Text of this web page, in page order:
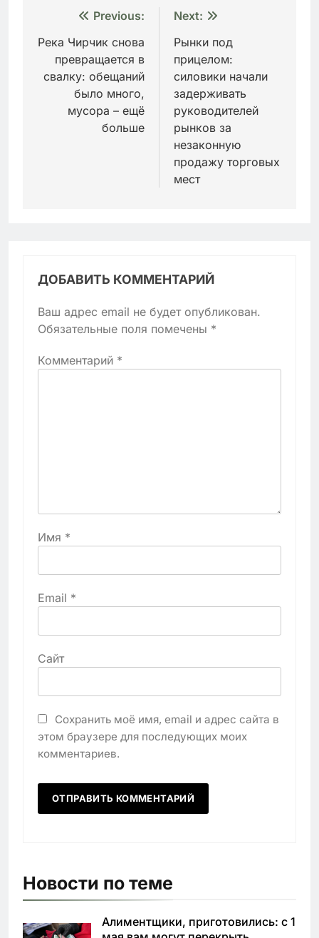
Навигация
по
записям
Previous:
Река Чирчик снова
превращается в
свалку: обещаний
было много,
мусора – ещё
больше
Next:
Рынки под
прицелом:
силовики начали
задерживать
руководителей
рынков за
незаконную
продажу торговых
мест
ДОБАВИТЬ КОММЕНТАРИЙ
Ваш адрес email не будет опубликован.
Обязательные поля помечены *
Комментарий *
Имя *
Email *
Сайт
Сохранить моё имя, email и адрес сайта в
этом браузере для последующих моих
комментариев.
Новости по теме
Алиментщики, приготовились: с 1